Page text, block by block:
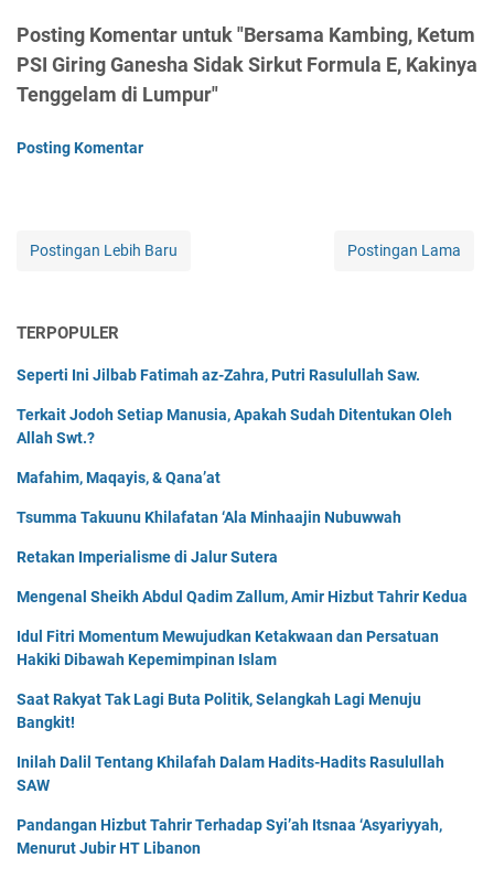
Posting Komentar untuk "Bersama Kambing, Ketum
PSI Giring Ganesha Sidak Sirkut Formula E, Kakinya
Tenggelam di Lumpur"
Posting Komentar
Postingan Lebih Baru Postingan Lama
TERPOPULER
Seperti Ini Jilbab Fatimah az-Zahra, Putri Rasulullah Saw.
Terkait Jodoh Setiap Manusia, Apakah Sudah Ditentukan Oleh
Allah Swt.?
Mafahim, Maqayis, & Qana’at
Tsumma Takuunu Khilafatan ‘Ala Minhaajin Nubuwwah
Retakan Imperialisme di Jalur Sutera
Mengenal Sheikh Abdul Qadim Zallum, Amir Hizbut Tahrir Kedua
Idul Fitri Momentum Mewujudkan Ketakwaan dan Persatuan
Hakiki Dibawah Kepemimpinan Islam
Saat Rakyat Tak Lagi Buta Politik, Selangkah Lagi Menuju
Bangkit!
Inilah Dalil Tentang Khilafah Dalam Hadits-Hadits Rasulullah
SAW
Pandangan Hizbut Tahrir Terhadap Syi’ah Itsnaa ‘Asyariyyah,
Menurut Jubir HT Libanon